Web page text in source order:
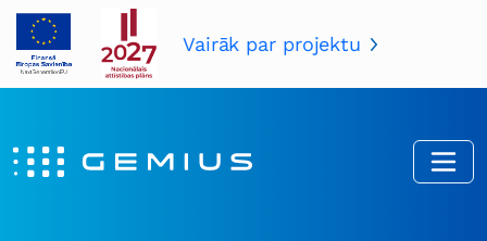
Vairāk par projektu